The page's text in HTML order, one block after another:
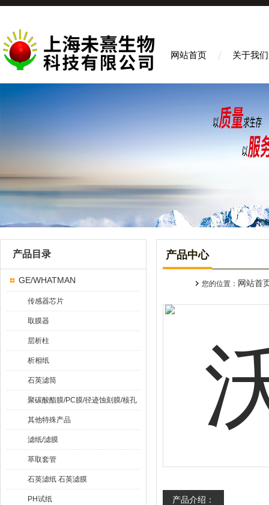
网站首页 关于我们
产品目录
GE/WHATMAN
传感器芯片
取膜器
层析柱
析相纸
石英滤筒
聚碳酸酯膜/PC膜/径迹蚀刻膜/核孔
膜
其他特殊产品
滤纸/滤膜
萃取套管
石英滤纸 石英滤膜
PH试纸
产品中心
您的位置： 网站首
产品介绍：